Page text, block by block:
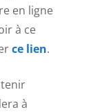
en ligne
à ce
ce lien.
à